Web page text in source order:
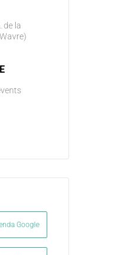
de la
Google